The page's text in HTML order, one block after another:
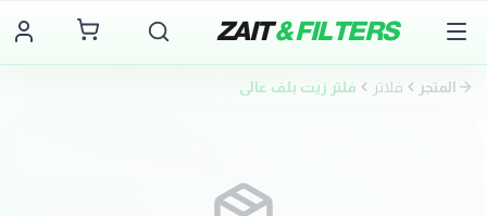
ZAIT& FILTERS
المتجر فلاتر فلتر زيت بلف عالي